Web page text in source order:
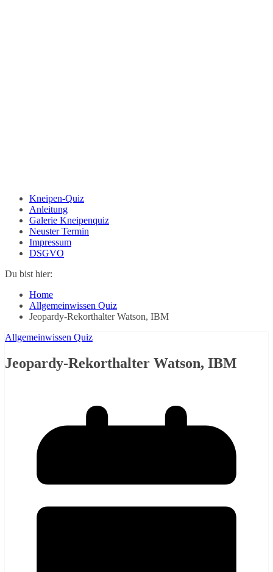
Kneipen-Quiz
Anleitung
Galerie Kneipenquiz
Neuster Termin
Impressum
DSGVO
Du bist hier:
Home
Allgemeinwissen Quiz
Jeopardy-Rekorthalter Watson, IBM
Allgemeinwissen Quiz
Jeopardy-Rekorthalter Watson, IBM